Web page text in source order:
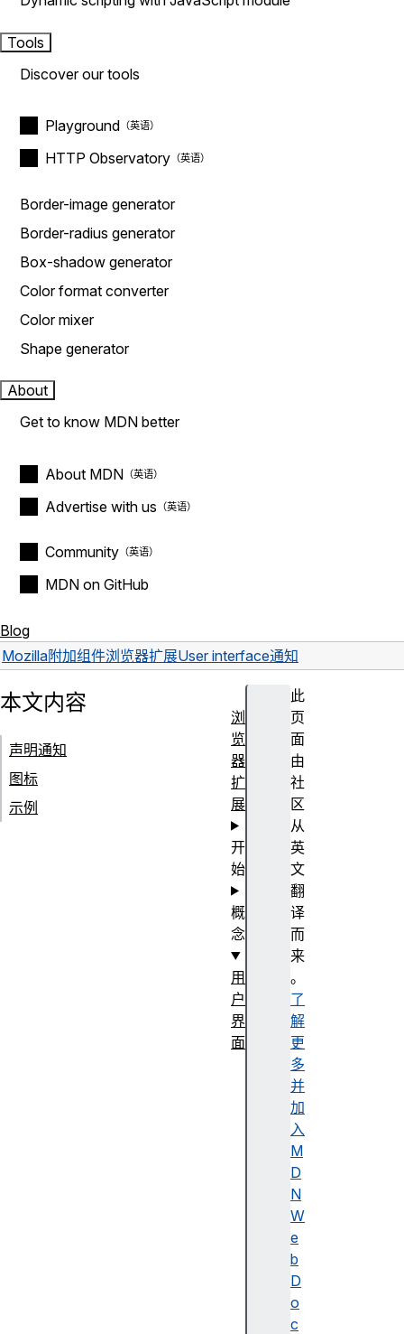
Tools
Discover our tools
Playground
HTTP Observatory
Border-image generator
Border-radius generator
Box-shadow generator
Color format converter
Color mixer
Shape generator
About
Get to know MDN better
About MDN
Advertise with us
Community
MDN on GitHub
Blog
Mozilla附加组件浏览器扩展User interface通知
此
页
面
由
社
区
从
英
文
翻
译
而
来
。
了
解
更
多
并
加
入
M
D
N
W
e
b
D
o
c
本文内容
声明通知
图标
示例
浏
览
器
扩
展
开
始
概
念
用
户
界
面